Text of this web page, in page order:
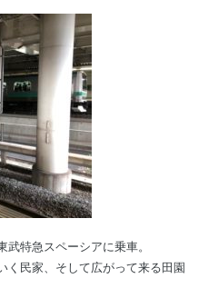
特急スペーシアに乗車。
く民家、そして広がって来る田園